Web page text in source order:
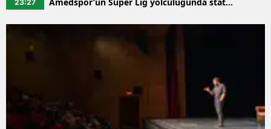
23:27
Amedspor’un Süper Lig yolculuğunda stat